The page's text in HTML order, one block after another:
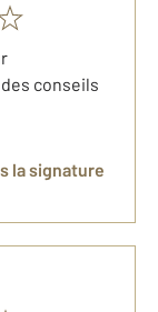
conseils
la signature